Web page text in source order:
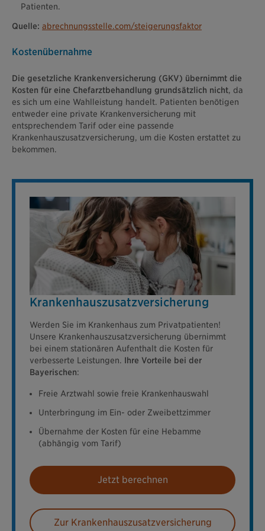
Patienten.
Quelle: abrechnungsstelle.com/steigerungsfaktor
Kostenübernahme
Die gesetzliche Krankenversicherung (GKV) übernimmt die
Kosten für eine Chefarztbehandlung grundsätzlich nicht, da
es sich um eine Wahlleistung handelt. Patienten benötigen
entweder eine private Krankenversicherung mit
entsprechendem Tarif oder eine passende
Krankenhauszusatzversicherung, um die Kosten erstattet zu
bekommen.
Krankenhauszusatzversicherung
Werden Sie im Krankenhaus zum Privatpatienten!
Unsere Krankenhauszusatzversicherung übernimmt
bei einem stationären Aufenthalt die Kosten für
verbesserte Leistungen. Ihre Vorteile bei der
Bayerischen:
Freie Arztwahl sowie freie Krankenhauswahl
Unterbringung im Ein- oder Zweibettzimmer
Übernahme der Kosten für eine Hebamme
(abhängig vom Tarif)
Jetzt berechnen
Zur Krankenhauszusatzversicherung